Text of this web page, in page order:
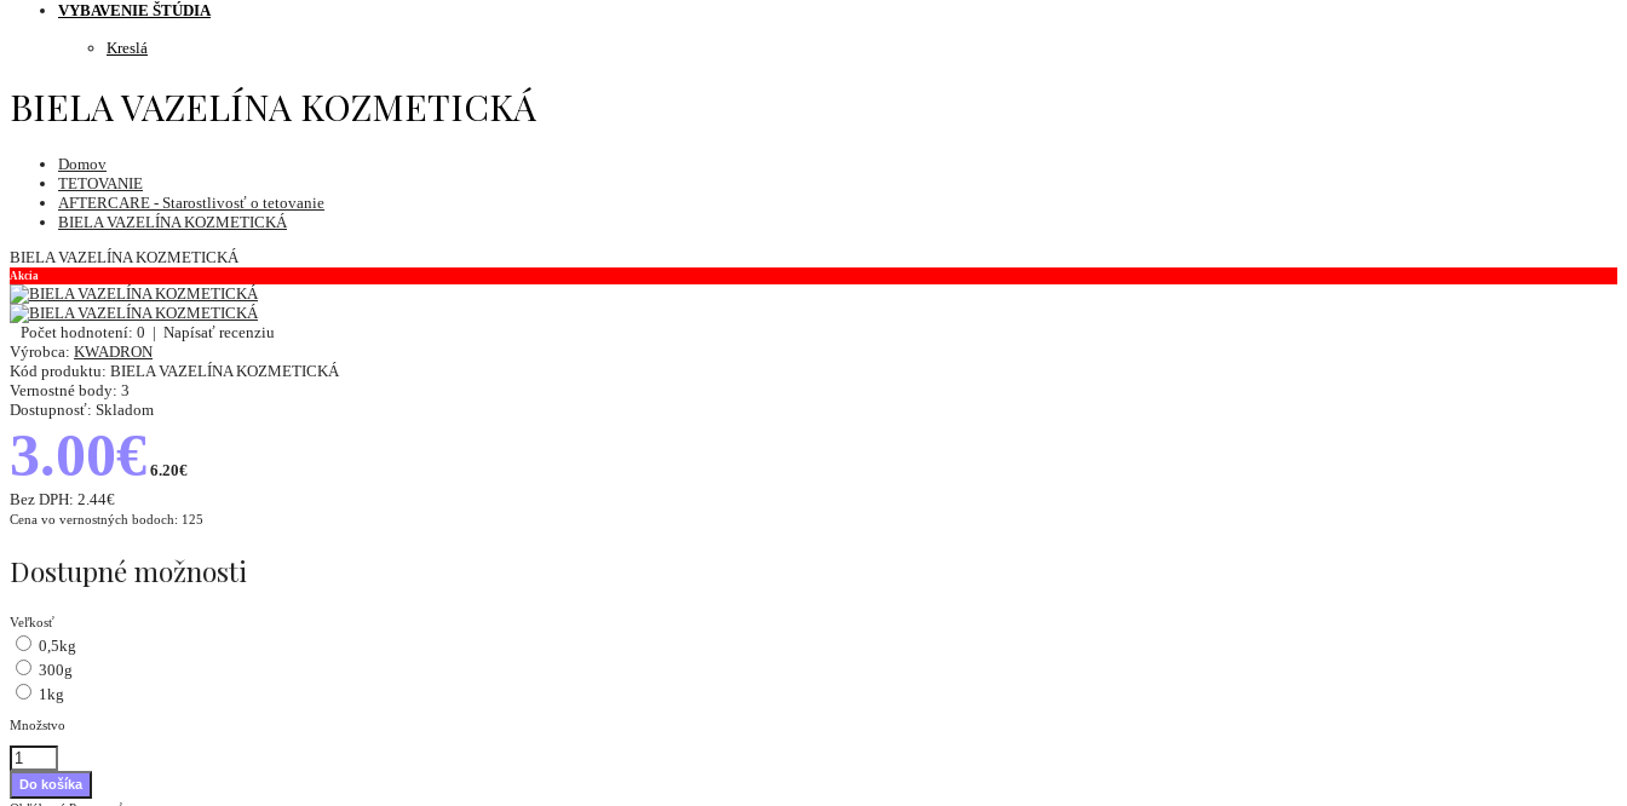
VYBAVENIE ŠTÚDIA
Kreslá
BIELA VAZELÍNA KOZMETICKÁ
Domov
TETOVANIE
AFTERCARE - Starostlivosť o tetovanie
BIELA VAZELÍNA KOZMETICKÁ
BIELA VAZELÍNA KOZMETICKÁ
Akcia
Počet hodnotení: 0 | Napísať recenziu
Výrobca: KWADRON
Kód produktu: BIELA VAZELÍNA KOZMETICKÁ
Vernostné body: 3
Dostupnosť: Skladom
3.00€ 6.20€
Bez DPH: 2.44€
Cena vo vernostných bodoch: 125
Dostupné možnosti
Veľkosť
0,5kg
300g
1kg
Množstvo